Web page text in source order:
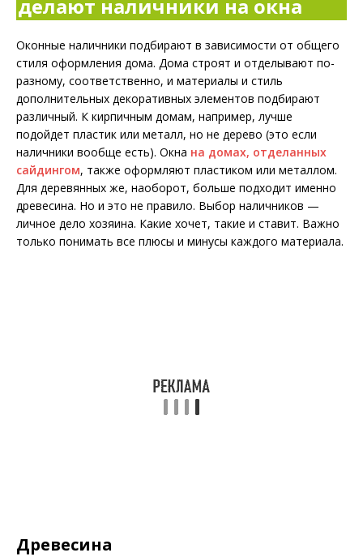
делают наличники на окна
Оконные наличники подбирают в зависимости от общего
стиля оформления дома. Дома строят и отделывают по-
разному, соответственно, и материалы и стиль
дополнительных декоративных элементов подбирают
различный. К кирпичным домам, например, лучше
подойдет пластик или металл, но не дерево (это если
наличники вообще есть). Окна на домах, отделанных
сайдингом, также оформляют пластиком или металлом.
Для деревянных же, наоборот, больше подходит именно
древесина. Но и это не правило. Выбор наличников —
личное дело хозяина. Какие хочет, такие и ставит. Важно
только понимать все плюсы и минусы каждого материала.
Древесина